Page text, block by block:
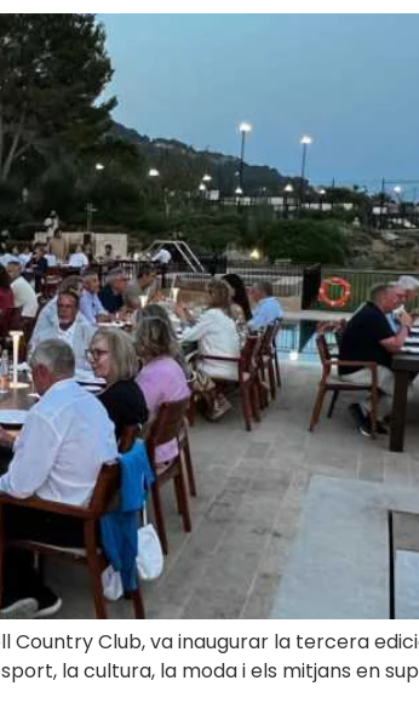
Country Club, va inaugurar la tercera
la cultura, la moda i els mitjans en